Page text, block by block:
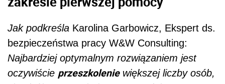
Jak podkreśla Karolina Garbowicz, Ekspert ds.
bezpieczeństwa pracy W&W Consulting:
Najbardziej optymalnym rozwiązaniem jest
oczywiście przeszkoleniewiększej liczby osób,